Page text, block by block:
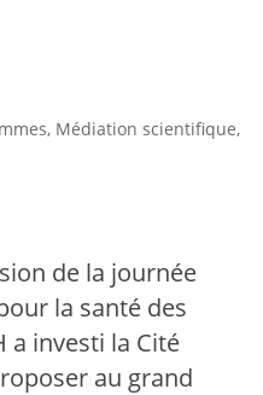
, Médiation scientifique,
de la journée
la santé des
a investi la Cité
au grand